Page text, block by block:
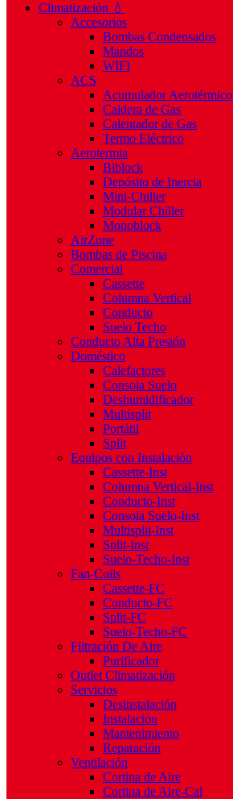
Climatización 💧
Accesorios
Bombas Condensados
Mandos
WIFI
ACS
Acumulador Aerotérmico
Caldera de Gas
Calentador de Gas
Termo Eléctrico
Aerotermia
Biblock
Depósito de Inercia
Mini-Chiller
Modular Chiller
Monoblock
AirZone
Bombas de Piscina
Comercial
Cassette
Columna Vertical
Conducto
Suelo Techo
Conducto Alta Presión
Doméstico
Calefactores
Consola Suelo
Deshumidificador
Multisplit
Portátil
Split
Equipos con Instalación
Cassette-Inst
Columna Vertical-Inst
Conducto-Inst
Consola Suelo-Inst
Multisplit-Inst
Split-Inst
Suelo-Techo-Inst
Fan-Coils
Cassette-FC
Conducto-FC
Split-FC
Suelo-Techo-FC
Filtración De Aire
Purificador
Outlet Climatización
Servicios
Desinstalación
Instalación
Mantenimiento
Reparación
Ventilación
Cortina de Aire
Cortina de Aire-Cal